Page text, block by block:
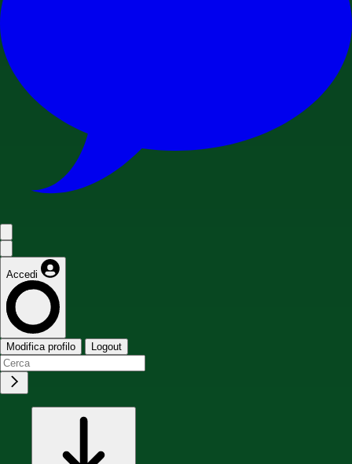
Accedi
Modifica profilo Logout